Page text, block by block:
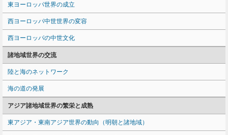
東ヨーロッパ世界の成立
西ヨーロッパ中世世界の変容
西ヨーロッパの中世文化
諸地域世界の交流
陸と海のネットワーク
海の道の発展
アジア諸地域世界の繁栄と成熟
東アジア・東南アジア世界の動向（明朝と諸地域）